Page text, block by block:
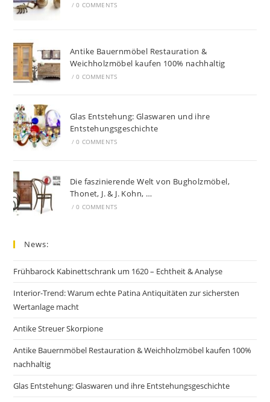
/ 0 COMMENTS
Antike Bauernmöbel Restauration &
Weichholzmöbel kaufen 100% nachhaltig
/ 0 COMMENTS
Glas Entstehung: Glaswaren und ihre
Entstehungsgeschichte
/ 0 COMMENTS
Die faszinierende Welt von Bugholzmöbel,
Thonet, J. & J. Kohn, …
/ 0 COMMENTS
News:
Frühbarock Kabinettschrank um 1620 – Echtheit & Analyse
Interior-Trend: Warum echte Patina Antiquitäten zur sichersten
Wertanlage macht
Antike Streuer Skorpione
Antike Bauernmöbel Restauration & Weichholzmöbel kaufen 100%
nachhaltig
Glas Entstehung: Glaswaren und ihre Entstehungsgeschichte